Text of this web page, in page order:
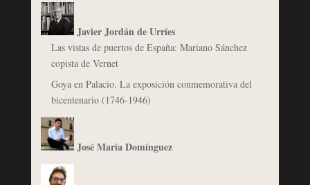
Javier Jordán de Urríes
Las vistas de puertos de España: Mariano Sánchez
copista de Vernet
Goya en Palacio. La exposición conmemorativa del
bicentenario (1746-1946)
José María Domínguez